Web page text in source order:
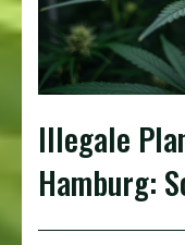
Illegale
Hamburg: